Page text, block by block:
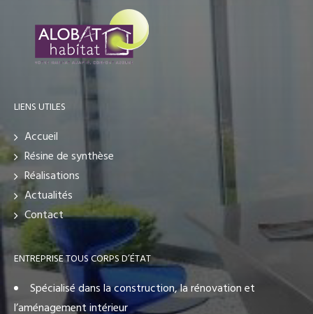
LIENS UTILES
Accueil
Résine de synthèse
Réalisations
Actualités
Contact
ENTREPRISE TOUS CORPS D’ÉTAT
Spécialisé dans la construction, la rénovation et
l’aménagement intérieur